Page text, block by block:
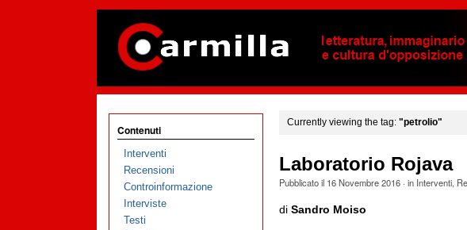
Currently viewing the tag: "petrolio"
Laboratorio Rojava
Pubblicato il 16 Novembre 2016· in Interventi,
di Sandro Moiso
Contenuti
Interventi
Recensioni
Controinformazione
Interviste
Testi